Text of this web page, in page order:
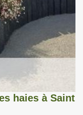
haies à Saint